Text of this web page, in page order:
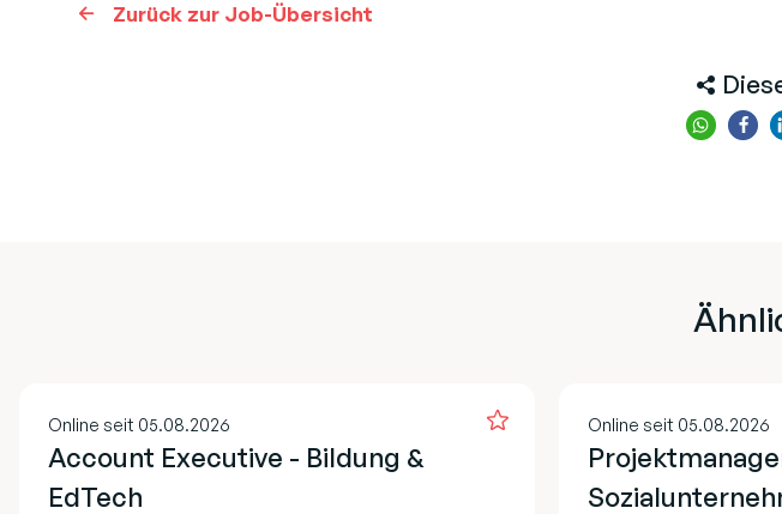
Zurück zur Job-Übersicht
Online seit 05.08.2026
Account Executive - Bildung &
EdTech
Online seit 05.08.2026